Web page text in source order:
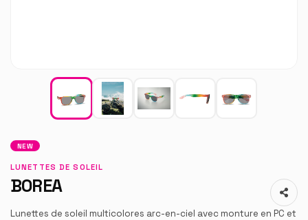
NEW
LUNETTES DE SOLEIL
BOREA
Lunettes de soleil multicolores arc-en-ciel avec monture en PC et